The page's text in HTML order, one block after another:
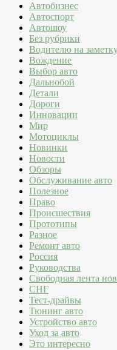
Автобизнес
Автоспорт
Автошоу
Без рубрики
Водителю на
Вождение
Выбор авто
Дальнобой
Детали
Дороги
Инновации
Мир
Мотоциклы
Новинки
Новости
Обзоры
Обслуживание авто
Полезное
Право
Происшествия
Прототипы
Разное
Ремонт авто
Россия
Руководства
Свободная лента
СНГ
Тест-драйвы
Тюнинг авто
Устройство авто
Уход за авто
Это интересно